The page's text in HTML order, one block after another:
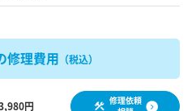
修理費用 （税込）
円
修理依頼